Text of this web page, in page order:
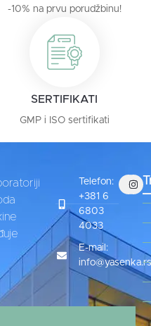
-10% na prvu porudžbinu!
SERTIFIKATI
GMP i ISO sertifikati
Telefon:
+381 6
6803
4033
E-mail:
info@yasenka.rs